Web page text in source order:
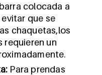
colocada a
que se
chaquetas,los
requieren un
Para prendas